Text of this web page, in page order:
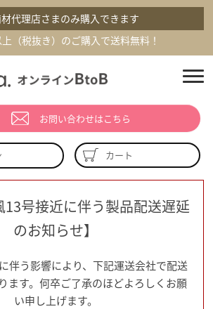
代理店さまのみ購入できます
（税抜き）のご購入で送料無料！
お問い合わせはこちら
カート
13号接近に伴う製品配送遅延
のお知らせ】
伴う影響により、下記運送会社で配送
ます。何卒ご了承のほどよろしくお願
い申し上げます。